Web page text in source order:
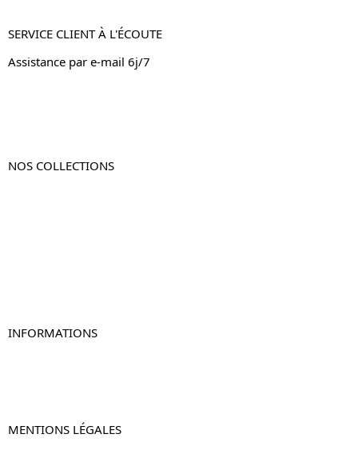
SERVICE CLIENT À L'ÉCOUTE
Assistance par e-mail 6j/7
NOS COLLECTIONS
INFORMATIONS
MENTIONS LÉGALES